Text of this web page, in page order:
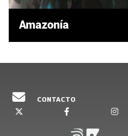
Amazonía
CONTACTO